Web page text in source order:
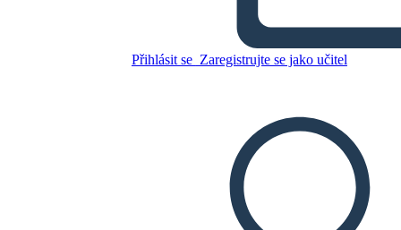
Přihlásit se Zaregistrujte se jako učitel
mi ha Salvato la Vita
VYTVOŘIT STORYBOARD
PŘEHRÁT PREZENTACI
PŘEČTI MI